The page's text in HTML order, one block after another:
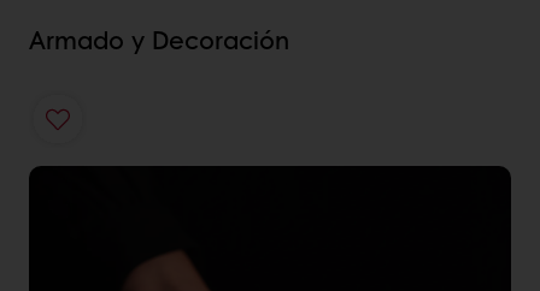
Armado y Decoración